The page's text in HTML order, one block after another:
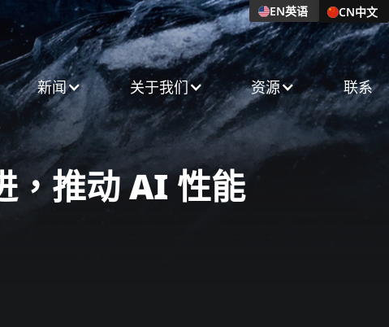
EN英语 CN中文
新闻​ 关于我们​ 资源 联系
推动 AI 性能